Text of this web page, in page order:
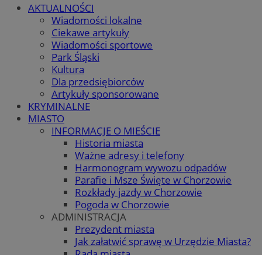
AKTUALNOŚCI
Wiadomości lokalne
Ciekawe artykuły
Wiadomości sportowe
Park Śląski
Kultura
Dla przedsiębiorców
Artykuły sponsorowane
KRYMINALNE
MIASTO
INFORMACJE O MIEŚCIE
Historia miasta
Ważne adresy i telefony
Harmonogram wywozu odpadów
Parafie i Msze Święte w Chorzowie
Rozkłady jazdy w Chorzowie
Pogoda w Chorzowie
ADMINISTRACJA
Prezydent miasta
Jak załatwić sprawę w Urzędzie Miasta?